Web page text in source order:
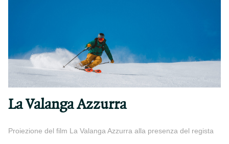
La Valanga Azzurra
Proiezione del film La Valanga Azzurra alla presenza del regista